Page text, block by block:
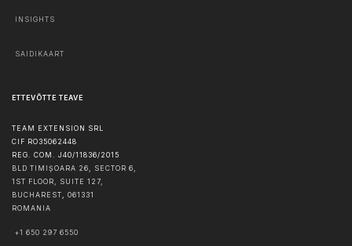
INSIGHTS
SAIDIKAART
ETTEVÕTTE TEAVE
TEAM EXTENSION SRL
CIF RO35062448
REG. COM. J40/11836/2015
BLD TIMIȘOARA 26, SECTOR 6,
1ST FLOOR, SUITE 127,
BUCHAREST, 061331
ROMANIA
+1 650 297 6550